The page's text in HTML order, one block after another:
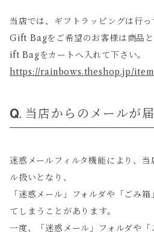
当店では、ギフトラッピングは行っ
Gift Bagをご希望のお客様は商品
ift Bagをカートへ入れて下さい。
https://rainbows.theshop.jp/
当店からのメールが
迷惑メールフィルタ機能により、
ル扱いとなり、
「迷惑メール」フォルダや「ごみ
てしまうことがあります。
一度、「迷惑メール」フォルダや